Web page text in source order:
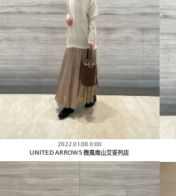
2022.01.08 0:00
UNITED ARROWS 微風南山艾妥列店